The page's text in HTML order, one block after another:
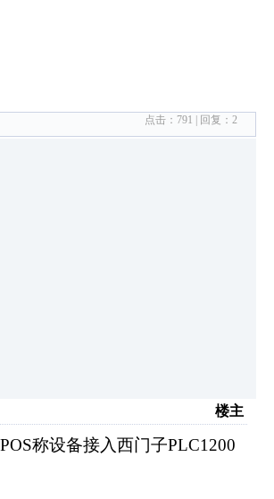
点击： 791 | 回复： 2
楼主
POS称设备接入西门子PLC1200